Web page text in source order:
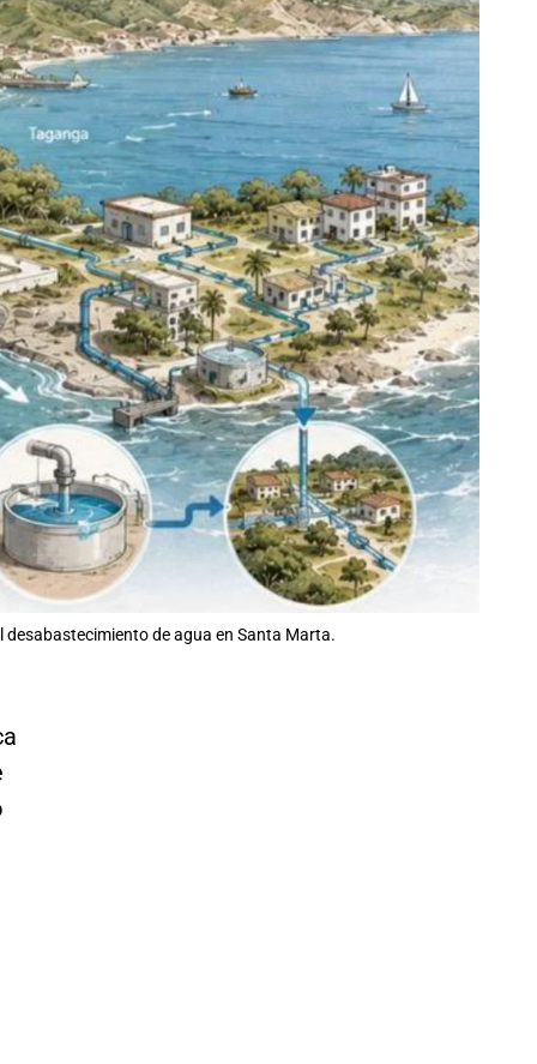
de agua en Santa Marta.